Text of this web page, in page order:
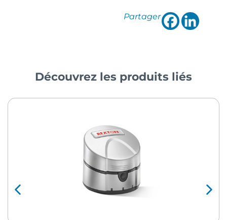
Partager
Découvrez les produits liés